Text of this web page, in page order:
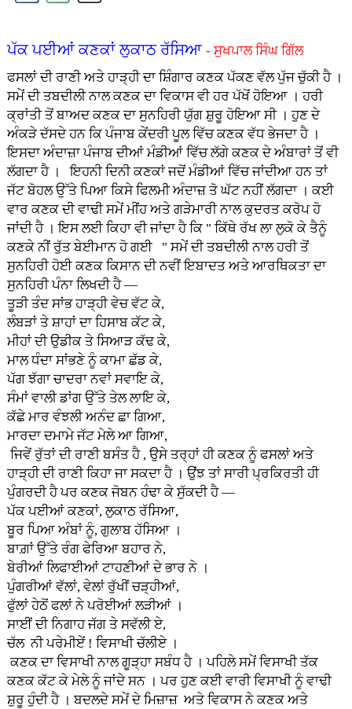
ਪੱਕ ਪਈਆਂ ਕਣਕਾਂ ਲੁਕਾਠ ਰੱਸਿਆ - ਸੁਖਪਾਲ ਸਿੰਘ ਗਿੱਲ
ਫਸਲਾਂ ਦੀ ਰਾਣੀ ਅਤੇ ਹਾੜ੍ਹੀ ਦਾ ਸ਼ਿੰਗਾਰ ਕਣਕ ਪੱਕਣ ਵੱਲ ਪੁੱਜ ਚੁੱਕੀ ਹੈ ।
ਸਮੇਂ ਦੀ ਤਬਦੀਲੀ ਨਾਲ ਕਣਕ ਦਾ ਵਿਕਾਸ ਵੀ ਹਰ ਪੱਖੋਂ ਹੋਇਆ । ਹਰੀ
ਕ੍ਰਾਂਤੀ ਤੋਂ ਬਾਅਦ ਕਣਕ ਦਾ ਸੁਨਹਿਰੀ ਯੁੱਗ ਸ਼ੁਰੂ ਹੋਇਆ ਸੀ । ਹੁਣ ਦੇ
ਅੰਕੜੇ ਦੱਸਦੇ ਹਨ ਕਿ ਪੰਜਾਬ ਕੇਂਦਰੀ ਪੂਲ ਵਿੱਚ ਕਣਕ ਵੱਧ ਭੇਜਦਾ ਹੈ ।
ਇਸਦਾ ਅੰਦਾਜ਼ਾ ਪੰਜਾਬ ਦੀਆਂ ਮੰਡੀਆਂ ਵਿੱਚ ਲੱਗੇ ਕਣਕ ਦੇ ਅੰਬਾਰਾਂ ਤੋਂ ਵੀ
ਲੱਗਦਾ ਹੈ । ਇਹਨੀ ਦਿਨੀ ਕਣਕਾਂ ਜਦੋਂ ਮੰਡੀਆਂ ਵਿੱਚ ਜਾਂਦੀਆ ਹਨ ਤਾਂ
ਜੱਟ ਬੋਹਲ ਉੱਤੇ ਪਿਆ ਕਿਸੇ ਫਿਲਮੀ ਅੰਦਾਜ਼ ਤੋ ਘੱਟ ਨਹੀਂ ਲੱਗਦਾ । ਕਈ
ਵਾਰ ਕਣਕ ਦੀ ਵਾਢੀ ਸਮੇਂ ਮੀਂਹ ਅਤੇ ਗੜੇਮਾਰੀ ਨਾਲ ਕੁਦਰਤ ਕਰੋਪ ਹੋ
ਜਾਂਦੀ ਹੈ । ਇਸ ਲਈ ਕਿਹਾ ਵੀ ਜਾਂਦਾ ਹੈ ਕਿ " ਕਿੱਥੇ ਰੱਖ ਲਾ ਲੁਕੋ ਕੇ ਤੈਨੂੰ
ਕਣਕੇ ਨੀਂ ਰੁੱਤ ਬੇਈਮਾਨ ਹੋ ਗਈ " ਸਮੇਂ ਦੀ ਤਬਦੀਲੀ ਨਾਲ ਹਰੀ ਤੋਂ
ਸੁਨਹਿਰੀ ਹੋਈ ਕਣਕ ਕਿਸਾਨ ਦੀ ਨਵੀਂ ਇਬਾਦਤ ਅਤੇ ਆਰਥਿਕਤਾ ਦਾ
ਸੁਨਹਿਰੀ ਪੰਨਾ ਲਿਖਦੀ ਹੈ —
ਤੂੜੀ ਤੰਦ ਸਾਂਭ ਹਾੜ੍ਹੀ ਵੇਚ ਵੱਟ ਕੇ,
ਲੰਬੜਾਂ ਤੇ ਸ਼ਾਹਾਂ ਦਾ ਹਿਸਾਬ ਕੱਟ ਕੇ,
ਮੀਹਾਂ ਦੀ ਉਡੀਕ ਤੇ ਸਿਆੜ ਕੱਢ ਕੇ,
ਮਾਲ ਧੰਦਾ ਸਾਂਭਣੇ ਨੂੰ ਕਾਮਾ ਛੱਡ ਕੇ,
ਪੱਗ ਝੱਗਾ ਚਾਦਰਾ ਨਵਾਂ ਸਵਾਇ ਕੇ,
ਸੰਮਾਂ ਵਾਲੀ ਡਾਂਗ ਉੱਤੇ ਤੇਲ ਲਾਇ ਕੇ,
ਕੱਛੇ ਮਾਰ ਵੰਝਲੀ ਅਨੰਦ ਛਾ ਗਿਆ,
ਮਾਰਦਾ ਦਮਾਮੇ ਜੱਟ ਮੇਲੇ ਆ ਗਿਆ,
ਜਿਵੇਂ ਰੁੱਤਾਂ ਦੀ ਰਾਣੀ ਬਸੰਤ ਹੈ , ਉਸੇ ਤਰ੍ਹਾਂ ਹੀ ਕਣਕ ਨੂੰ ਫਸਲਾਂ ਅਤੇ
ਹਾੜ੍ਹੀ ਦੀ ਰਾਣੀ ਕਿਹਾ ਜਾ ਸਕਦਾ ਹੈ । ਉਂਝ ਤਾਂ ਸਾਰੀ ਪ੍ਰਕਿਰਤੀ ਹੀ
ਪੁੰਗਰਦੀ ਹੈ ਪਰ ਕਣਕ ਜੋਬਨ ਹੰਢਾ ਕੇ ਸੁੱਕਦੀ ਹੈ —
ਪੱਕ ਪਈਆਂ ਕਣਕਾਂ, ਲੁਕਾਠ ਰੱਸਿਆ,
ਬੂਰ ਪਿਆ ਅੰਬਾਂ ਨੂੰ, ਗੁਲਾਬ ਹੱਸਿਆ ।
ਬਾਗ਼ਾਂ ਉੱਤੇ ਰੰਗ ਫੇਰਿਆ ਬਹਾਰ ਨੇ,
ਬੇਰੀਆਂ ਲਿਫਾਈਆਂ ਟਾਹਣੀਆਂ ਦੇ ਭਾਰ ਨੇ ।
ਪੁੰਗਰੀਆਂ ਵੱਲਾਂ, ਵੇਲਾਂ ਰੁੱਖੀਂ ਚੜ੍ਹੀਆਂ,
ਫੁੱਲਾਂ ਹੇਠੋਂ ਫਲਾਂ ਨੇ ਪਰੋਈਆਂ ਲੜੀਆਂ ।
ਸਾਈਂ ਦੀ ਨਿਗਾਹ ਜੱਗ ਤੇ ਸਵੱਲੀ ਏ,
ਚੱਲ ਨੀ ਪਰੇਮੀਏਂ ! ਵਿਸਾਖੀ ਚੱਲੀਏ ।
ਕਣਕ ਦਾ ਵਿਸਾਖੀ ਨਾਲ ਗੂੜ੍ਹਾ ਸਬੰਧ ਹੈ । ਪਹਿਲੇ ਸਮੇਂ ਵਿਸਾਖੀ ਤੱਕ
ਕਣਕ ਕੱਟ ਕੇ ਮੇਲੇ ਨੂੰ ਜਾਂਦੇ ਸਨ । ਪਰ ਹੁਣ ਕਈ ਵਾਰੀ ਵਿਸਾਖੀ ਨੂੰ ਵਾਢੀ
ਸ਼ੁਰੂ ਹੁੰਦੀ ਹੈ । ਬਦਲਦੇ ਸਮੇਂ ਦੇ ਮਿਜ਼ਾਜ਼ ਅਤੇ ਵਿਕਾਸ ਨੇ ਕਣਕ ਅਤੇ